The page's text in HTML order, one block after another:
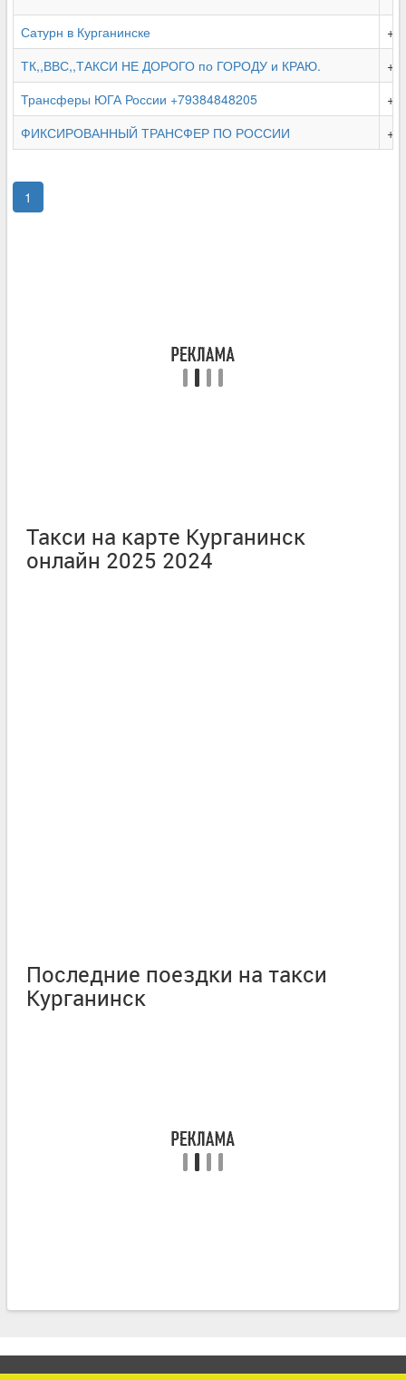
Сатурн в Курганинске
+7
ТК,,ВВС,,ТАКСИ НЕ ДОРОГО по ГОРОДУ и КРАЮ.
+7
Трансферы ЮГА России +79384848205
+7
ФИКСИРОВАННЫЙ ТРАНСФЕР ПО РОССИИ
+7
1
Такси на карте Курганинск
онлайн 2025 2024
Последние поездки на такси
Курганинск